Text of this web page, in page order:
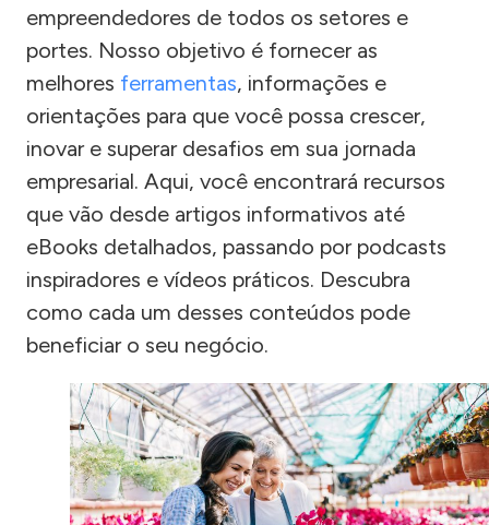
empreendedores de todos os setores e
portes. Nosso objetivo é fornecer as
melhores ferramentas, informações e
orientações para que você possa crescer,
inovar e superar desafios em sua jornada
empresarial. Aqui, você encontrará recursos
que vão desde artigos informativos até
eBooks detalhados, passando por podcasts
inspiradores e vídeos práticos. Descubra
como cada um desses conteúdos pode
beneficiar o seu negócio.